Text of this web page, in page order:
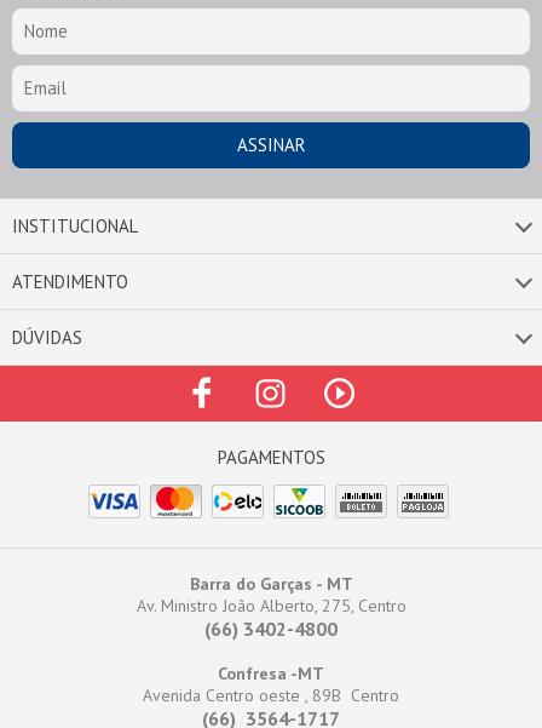
INSTITUCIONAL
ATENDIMENTO
DÚVIDAS
Barra do Garças - MT
Av. Ministro João Alberto, 275, Centro
(66) 3402-4800
Confresa -MT
Avenida Centro oeste , 89B Centro
(66) 3564-1717